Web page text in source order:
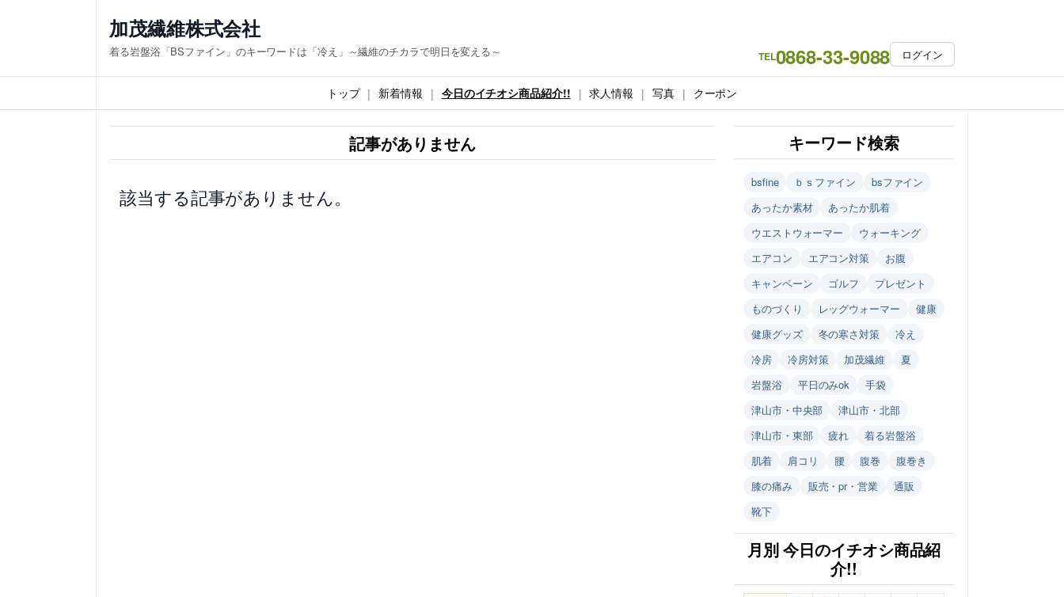
ス
キ
加茂繊維株式会社
着る岩盤浴「BSファイン」のキーワードは「冷え」～繊維のチカラで明日を変える～ TEL0868-33-9088 ログイン
トップ 新着情報 今日のイチオシ商品紹介!! 求人情報 写真 クーポン
記事がありません
該当する記事がありません。
キーワード検索
bsfine ｂｓファイン
bsファイン
あったか素材
あったか肌着
ウエストウォーマー
ウォーキング
エアコン
エアコン対策
お腹
キャンペーン
ゴルフ
プレゼント
ものづくり
レッグウォーマー
健康
健康グッズ
冬の寒さ対策
冷え
冷房
冷房対策 加茂繊維
夏
岩盤浴
平日のみok
手袋
津山市・中央部
津山市・北部
津山市・東部
疲れ
着る岩盤浴
肌着
肩コリ 腰 腹巻
腹巻き
膝の痛み
販売・pr・営業
通販
靴下
月別 今日のイチオシ商品紹
介!!